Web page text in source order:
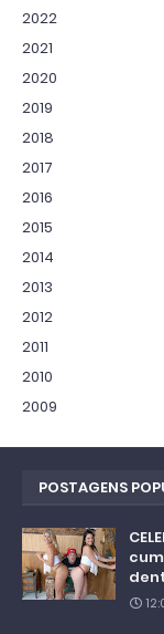
2022
2021
2020
2019
2018
2017
2016
2015
2014
2013
2012
2011
2010
2009
POSTAGENS